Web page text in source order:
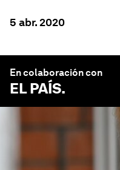
5 abr. 2020
En colaboración con
EL PAÍS.